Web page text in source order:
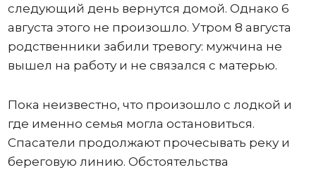
следующий день вернутся домой. Однако 6
августа этого не произошло. Утром 8 августа
родственники забили тревогу: мужчина не
вышел на работу и не связался с матерью.
Пока неизвестно, что произошло с лодкой и
где именно семья могла остановиться.
Спасатели продолжают прочесывать реку и
береговую линию. Обстоятельства